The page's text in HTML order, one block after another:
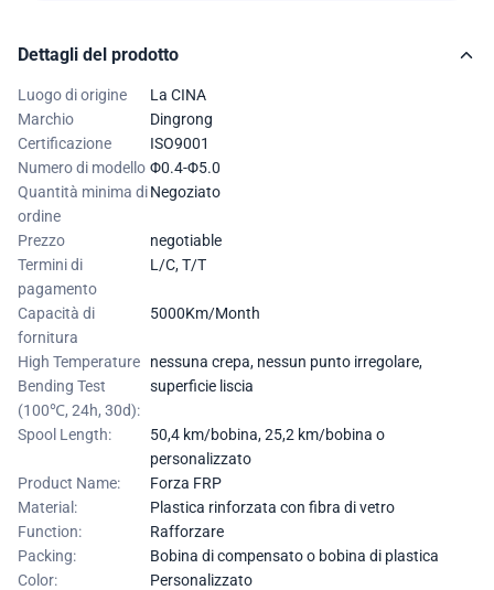
Dettagli del prodotto
Luogo di origine
La CINA
Marchio
Dingrong
Certificazione
ISO9001
Numero di modello Φ0.4-Φ5.0
Quantità minima di
ordine
Negoziato
Prezzo
negotiable
Termini di
pagamento
L/C, T/T
Capacità di
fornitura
5000Km/Month
High Temperature
Bending Test
(100℃, 24h, 30d):
nessuna crepa, nessun punto irregolare,
superficie liscia
Spool Length:
50,4 km/bobina, 25,2 km/bobina o
personalizzato
Product Name:
Forza FRP
Material:
Plastica rinforzata con fibra di vetro
Function:
Rafforzare
Packing:
Bobina di compensato o bobina di plastica
Color:
Personalizzato